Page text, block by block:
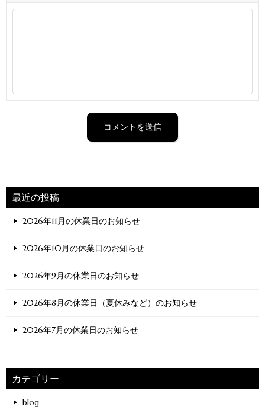
最近の投稿
2026年11月の休業日のお知らせ
2026年10月の休業日のお知らせ
2026年9月の休業日のお知らせ
2026年8月の休業日（夏休みなど）のお知らせ
2026年7月の休業日のお知らせ
カテゴリー
blog